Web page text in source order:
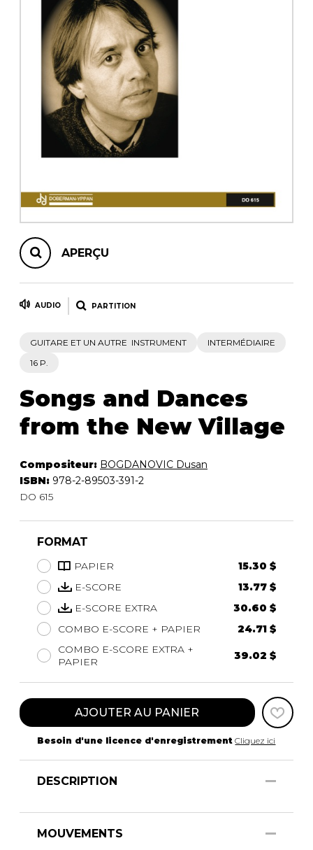
AUTRES PRODUITS
APERÇU
AUDIO PARTITION
GUITARE ET UN AUTRE INSTRUMENT
INTERMÉDIAIRE
16 P.
Songs and Dances
from the New Village
Compositeur: BOGDANOVIC Dusan
ISBN: 978-2-89503-391-2
DO 615
FORMAT
PAPIER
15.30 $
E-SCORE
13.77 $
E-SCORE EXTRA
30.60 $
COMBO E-SCORE + PAPIER
24.71 $
COMBO E-SCORE EXTRA +
PAPIER
39.02 $
AJOUTER AU PANIER
Besoin d'une licence d'enregistrement Cliquez ici
DESCRIPTION
MOUVEMENTS